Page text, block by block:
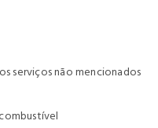
serviços não mencionados